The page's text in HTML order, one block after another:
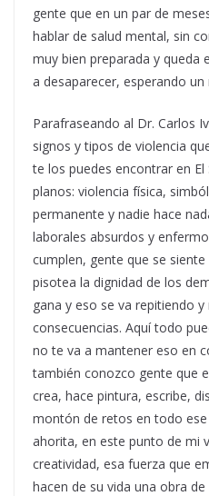
gente que en un par de
hablar de salud mental, sin
muy bien preparada y queda
a desaparecer, esperando
Parafraseando al Dr. Carlos
signos y tipos de violencia
te los puedes encontrar en
planos: violencia física,
permanente y nadie hace
laborales absurdos y
cumplen, gente que se
pisotea la dignidad de los
gana y eso se va repitiendo
consecuencias. Aquí todo
no te va a mantener eso en
también conozco gente que
crea, hace pintura, escribe,
montón de retos en todo
ahorita, en este punto de mi
creatividad, esa fuerza que
hacen de su vida una obra de